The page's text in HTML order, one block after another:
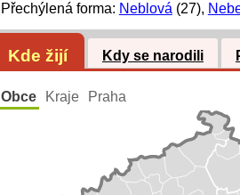
Přechýlená forma: Neblová (27),
Kde žijí Kdy se narodili
Obce Kraje Praha